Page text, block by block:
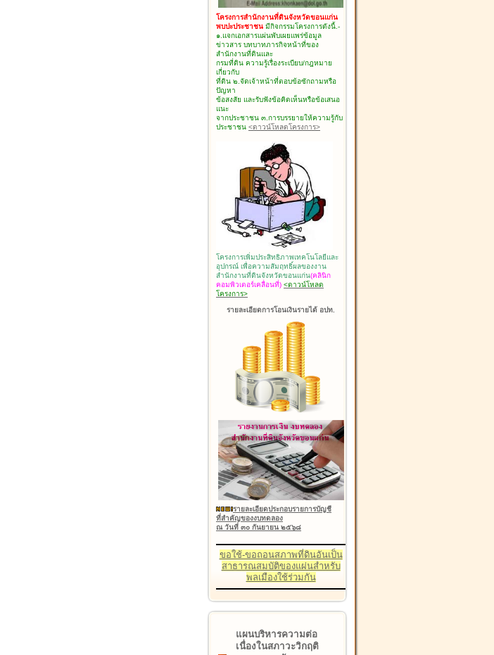
โครงการสำนักงานที่ดินจังหวัดขอนแก่น
พบปะประชาชน มีกิจกรรมโครงการดังนี้.-
๑.แจกเอกสารแผ่นพับเผยแพร่ข้อมูล
ข่าวสาร บทบาทภารกิจหน้าที่ของ
สำนักงานที่ดินและ
กรมที่ดิน ความรู้เรื่องระเบียบ/กฎหมาย
เกี่ยวกับ
ที่ดิน ๒.จัดเจ้าหน้าที่ตอบข้อซักถามหรือ
ปัญหา
ข้อสงสัย และรับฟังข้อคิดเห็นหรือข้อเสนอ
แนะ
จากประชาชน ๓.การบรรยายให้ความรู้กับ
ประชาชน <ดาวน์โหลดโครงการ>
โครงการเพิ่มประสิทธิภาพเทคโนโลยีและ
อุปกรณ์ เพื่อความสัมฤทธิ์ผลของงาน
สำนักงานที่ดินจังหวัดขอนแก่น(คลินิก
คอมพิวเตอร์เคลื่อนที่) <ดาวน์โหลด
โครงการ>
รายละเอียดการโอนเงินรายได้ อปท.
รายละเอียดประกอบรายการบัญชี
ที่สำคัญของงบทดลอง
ณ วันที่ ๓๐ กันยายน ๒๕๖๘
ขอใช้-ขอถอนสภาพที่ดินอันเป็น
สาธารณสมบัติของแผ่นสำหรับ
พลเมืองใช้ร่วมกัน
แผนบริหารความต่อ
เนื่องในสภาวะวิกฤติ